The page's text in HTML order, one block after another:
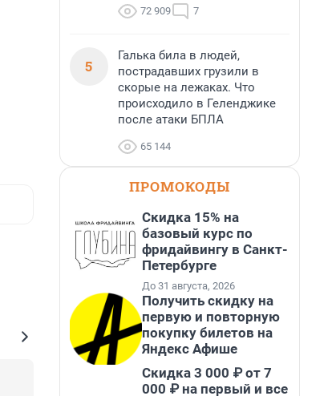
72 909 7
5
Галька била в людей,
пострадавших грузили в
скорые на лежаках. Что
происходило в Геленджике
после атаки БПЛА
65 144
ПРОМОКОДЫ
Скидка 15% на
базовый курс по
фридайвингу в Санкт-
Петербурге
До 31 августа, 2026
Получить скидку на
первую и повторную
покупку билетов на
Яндекс Афише
Скидка 3 000 ₽ от 7
000 ₽ на первый и все